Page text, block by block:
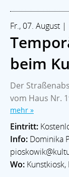
Fr., 07. August
beim
Der
vom Haus Nr.
mehr »
Eintritt:
Info: Dominika
Wo: